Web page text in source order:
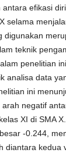
efikasi
selama
digunakan
teknik
penelitian
analisa data
ini
negatif
XI di SMA
-0.244,
diantara kedua